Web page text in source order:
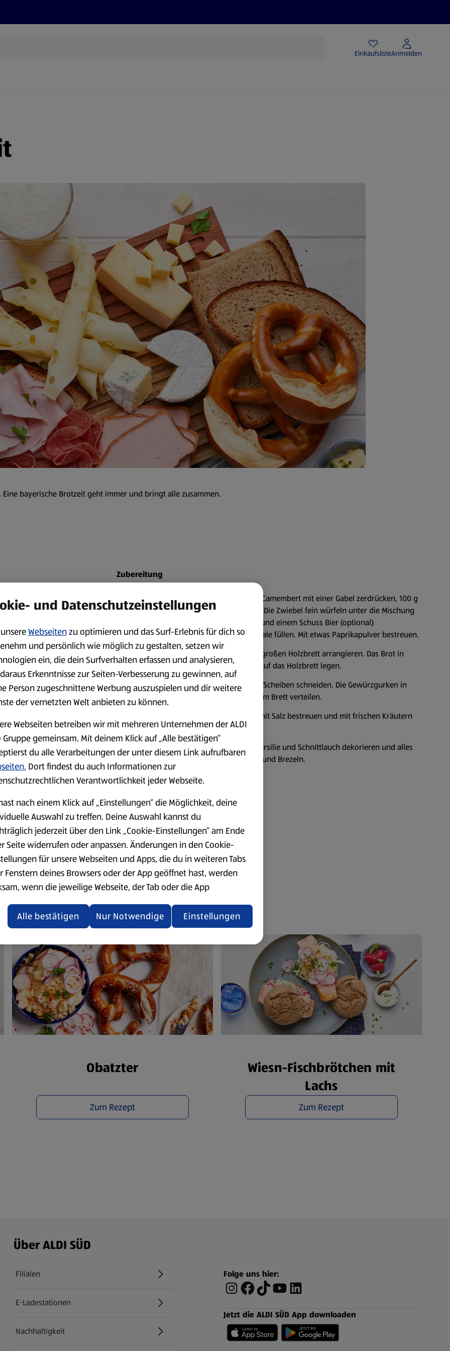
EinkaufslisteAnmelden
bayerische Brotzeit geht immer und bringt alle zusammen.
CUCINA NOBILE
GUT BIO Bergkäse)
Zubereitung
Für den bayerischen Brotaufstrich: Den Camembert mit einer Gabel zerdrücken, 100 g
Butter hinzufügen und gut vermischen. Die Zwiebel fein würfeln unter die Mischung
rühren. Mit Paprikapulver, Salz, Pfeffer und einem Schuss Bier (optional)
abschmecken. Den Aufstrich in eine Schale füllen. Mit etwas Paprikapulver bestreuen.
Die Wurst- und Käseauswahl auf einem großen Holzbrett arrangieren. Das Brot in
dicke Scheiben schneiden und ebenso auf das Holzbrett legen.
Die Radieschen waschen, putzen und in Scheiben schneiden. Die Gewürzgurken in
Streifen schneiden und ebenfalls auf dem Brett verteilen.
Die Butter in eine kleine Schale geben, mit Salz bestreuen und mit frischen Kräutern
garnieren.
Das Bayerische Brotzeit mit frischer Petersilie und Schnittlauch dekorieren und alles
zusammen servieren. Dazu passen Bier und Brezeln.
Obatzter
Zum Rezept
Wiesn-Fischbrötchen mit
Lachs
Zum Rezept
Über ALDI SÜD
Filialen
E-Ladestationen
Nachhaltigkeit
Folge uns hier:
Jetzt die ALDI SÜD App downloaden
und Datenschutzeinstellungen
Webseitenzu optimieren und das Surf-Erlebnis für dich so
und persönlich wie möglich zu gestalten, setzen wir
ein, die dein Surfverhalten erfassen und analysieren,
Erkenntnisse zur Seiten-Verbesserung zu gewinnen, auf
Person zugeschnittene Werbung auszuspielen und dir weitere
der vernetzten Welt anbieten zu können.
Webseiten betreiben wir mit mehreren Unternehmen der ALDI
Gruppe gemeinsam. Mit deinem Klick auf „Alle bestätigen“
du alle Verarbeitungen der unter diesem Link aufrufbaren
Dort findest du auch Informationen zur
Verantwortlichkeit jeder Webseite.
nach einem Klick auf „Einstellungen“ die Möglichkeit, deine
Auswahl zu treffen. Deine Auswahl kannst du
jederzeit über den Link „Cookie-Einstellungen“ am Ende
Seite widerrufen oder anpassen. Änderungen in den Cookie-
für unsere Webseiten und Apps, die du in weiteren Tabs
Fenstern deines Browsers oder der App geöffnet hast, werden
wenn die jeweilige Webseite, der Tab oder die App
oder geschlossen und anschließend wieder geöffnet
zur Verfügung.
der Webseitenbetreiber und Datenschutzerklärungen
Einstellungen
Nur Notwendige
Alle bestätigen